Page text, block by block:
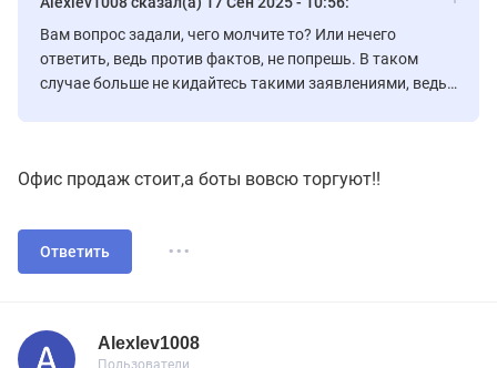
Вам вопрос задали, чего молчите то? Или нечего
ответить, ведь против фактов, не попрешь. В таком
случае больше не кидайтесь такими заявлениями, ведь
Офис продаж стоит,а боты вовсю торгуют!!
Ответить ...
Alexlev1008
Alexlev1008
Пользователь
Пользователи